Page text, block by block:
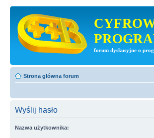
forum dyskusyjne o
Strona główna forum
Wyślij hasło
Nazwa użytkownika: